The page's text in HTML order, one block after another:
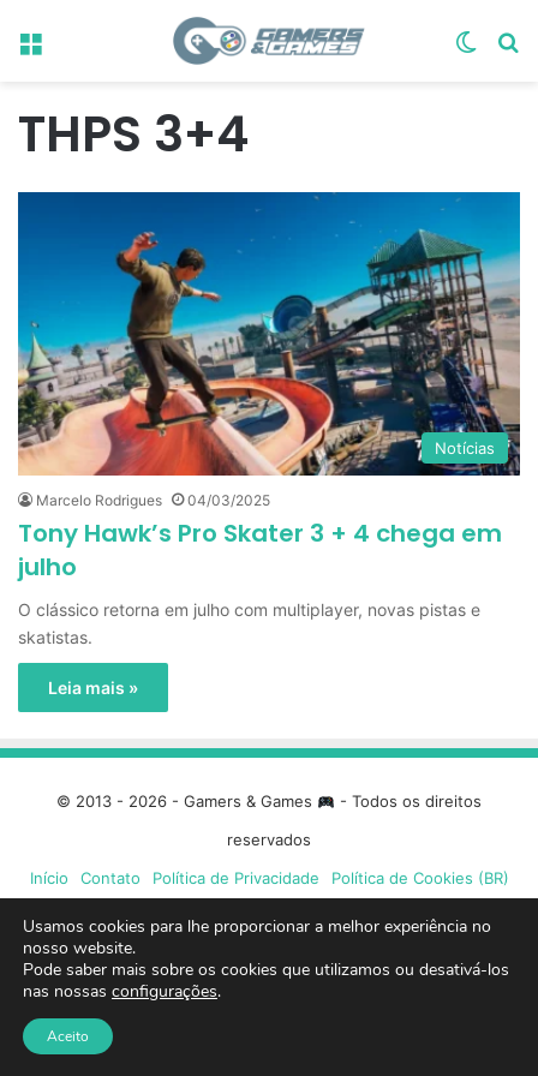
Menu
THPS 3+4
Notícias
Marcelo Rodrigues 04/03/2025
Tony Hawk’s Pro Skater 3 + 4 chega em
julho
O clássico retorna em julho com multiplayer, novas pistas e
skatistas.
Leia mais »
© 2013 - 2026 - Gamers & Games
- Todos os direitos
reservados
Início
Contato Política de Privacidade Política de Cookies (BR)
Facebook
X LinkedinYouTubeInstagram
SpotifyMixcloud
Usamos cookies para lhe proporcionar a melhor experiência no
nosso website.
Pode saber mais sobre os cookies que utilizamos ou desativá-los
nas nossas configurações.
Aceito